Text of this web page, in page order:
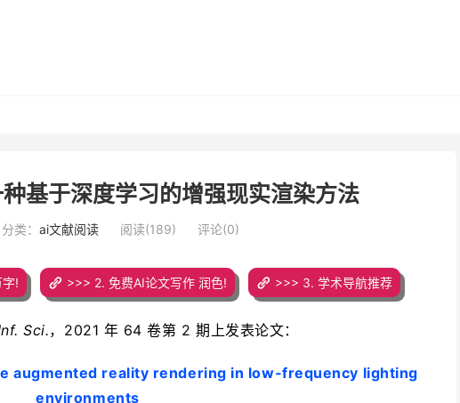
种基于深度学习的增强现实渲染方法
分类： ai文献阅读 阅读(189) 评论(0)
! >>> 2. 免费AI论文写作 润色! >>> 3. 学术导航推荐
Sci.，2021 年 64 卷第 2 期 上发表论文：
augmented reality rendering in low-frequency lighting
environments